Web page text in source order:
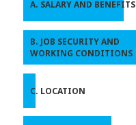
A. SALARY AND BENEFITS
B. JOB SECURITY AND
WORKING CONDITIONS
C. LOCATION